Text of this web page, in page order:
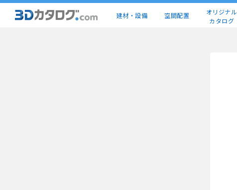
建材・設備 空間配置
オリジナル
カタログ